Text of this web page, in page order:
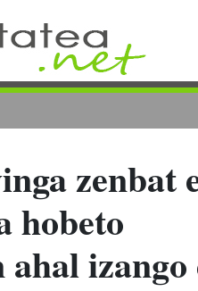
zenbat
hobeto
izango